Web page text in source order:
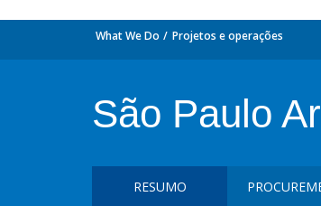
What We Do Projetos e operações
São Paulo
RESUMO